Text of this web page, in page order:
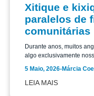
Xitique e
paralelos de
comunitárias
Durante anos, muitos
algo exclusivamente
5 Maio, 2026-Márcia
LEIA MAIS